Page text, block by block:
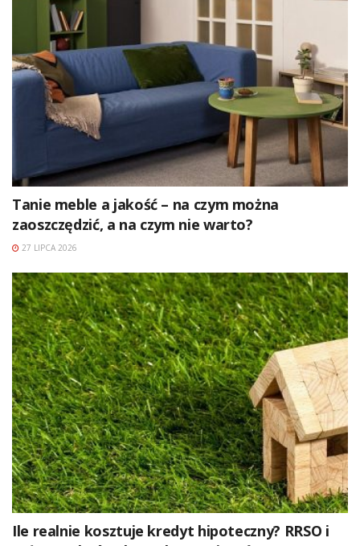
Tanie meble a jakość – na czym można
zaoszczędzić, a na czym nie warto?
27 LIPCA 2026
Ile realnie kosztuje kredyt hipoteczny? RRSO i